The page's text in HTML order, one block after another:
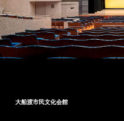
大船渡市民文化会館